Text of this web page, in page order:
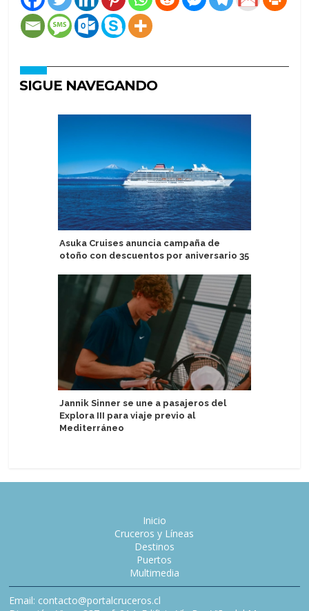
SIGUE NAVEGANDO
Asuka Cruises anuncia campaña de
otoño con descuentos por aniversario 35
Jannik Sinner se une a pasajeros del
Explora III para viaje previo al
Mediterráneo
Inicio
Cruceros y Líneas
Destinos
Puertos
Multimedia
Email: contacto@portalcruceros.cl